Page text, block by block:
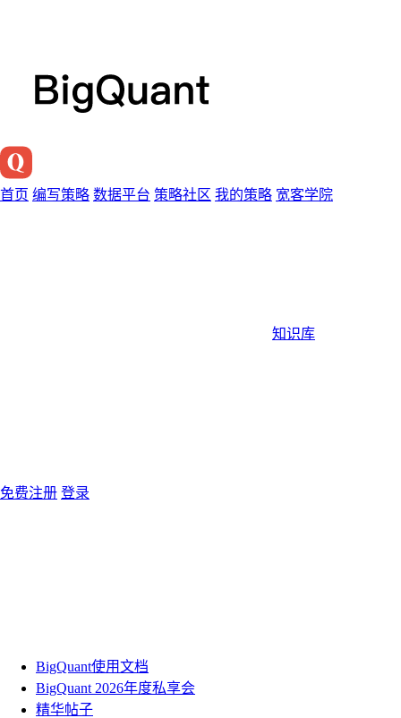
首页 编写策略 数据平台 策略社区 我的策略 宽客学院
知识库
免费注册 登录
BigQuant使用文档
BigQuant 2026年度私享会
精华帖子